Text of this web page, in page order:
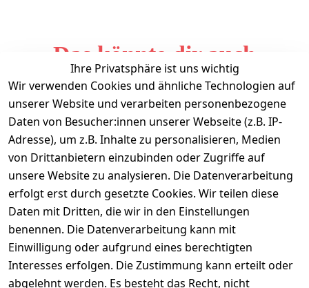
Das könnte dir auch
gefallen
Ihre Privatsphäre ist uns wichtig
Wir verwenden Cookies und ähnliche Technologien auf
unserer Website und verarbeiten personenbezogene
Daten von Besucher:innen unserer Webseite (z.B. IP-
Adresse), um z.B. Inhalte zu personalisieren, Medien
von Drittanbietern einzubinden oder Zugriffe auf
unsere Website zu analysieren. Die Datenverarbeitung
erfolgt erst durch gesetzte Cookies. Wir teilen diese
Daten mit Dritten, die wir in den Einstellungen
benennen. Die Datenverarbeitung kann mit
Einwilligung oder aufgrund eines berechtigten
Interesses erfolgen. Die Zustimmung kann erteilt oder
abgelehnt werden. Es besteht das Recht, nicht
Informationen
Mein Konto